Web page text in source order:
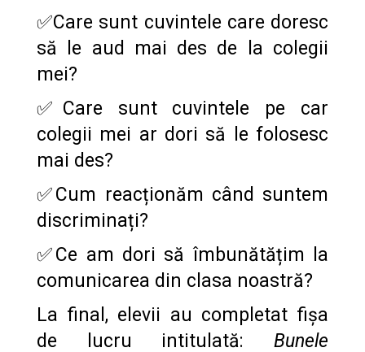
✅Care sunt cuvintele care doresc
să le aud mai des de la colegii
mei?
✅ Care sunt cuvintele pe car
colegii mei ar dori să le folosesc
mai des?
✅Cum reacționăm când suntem
discriminați?
✅Ce am dori să îmbunătățim la
comunicarea din clasa noastră?
La final, elevii au completat fișa
de lucru intitulată: Bunele